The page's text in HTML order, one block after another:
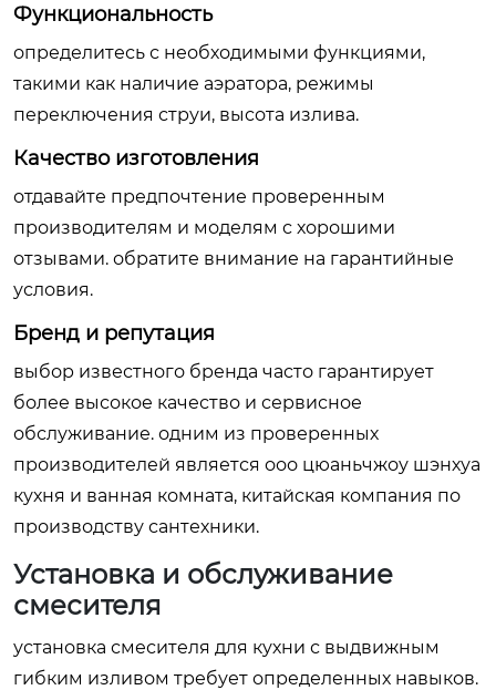
Функциональность
определитесь с необходимыми функциями,
такими как наличие аэратора, режимы
переключения струи, высота излива.
Качество изготовления
отдавайте предпочтение проверенным
производителям и моделям с хорошими
отзывами. обратите внимание на гарантийные
условия.
Бренд и репутация
выбор известного бренда часто гарантирует
более высокое качество и сервисное
обслуживание. одним из проверенных
производителей является ооо цюаньчжоу шэнхуа
кухня и ванная комната, китайская компания по
производству сантехники.
Установка и обслуживание
смесителя
установка смесителя для кухни с выдвижным
гибким изливом требует определенных навыков.